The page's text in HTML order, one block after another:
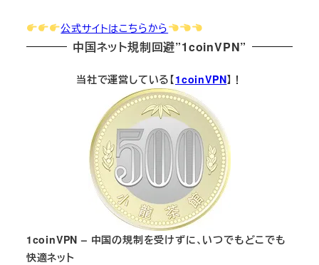
公式サイトはこちらから
中国ネット規制回避”1coinVPN”
当社で運営している【1coinVPN】！
1coinVPN – 中国の規制を受けずに、いつでもどこでも
快適ネット